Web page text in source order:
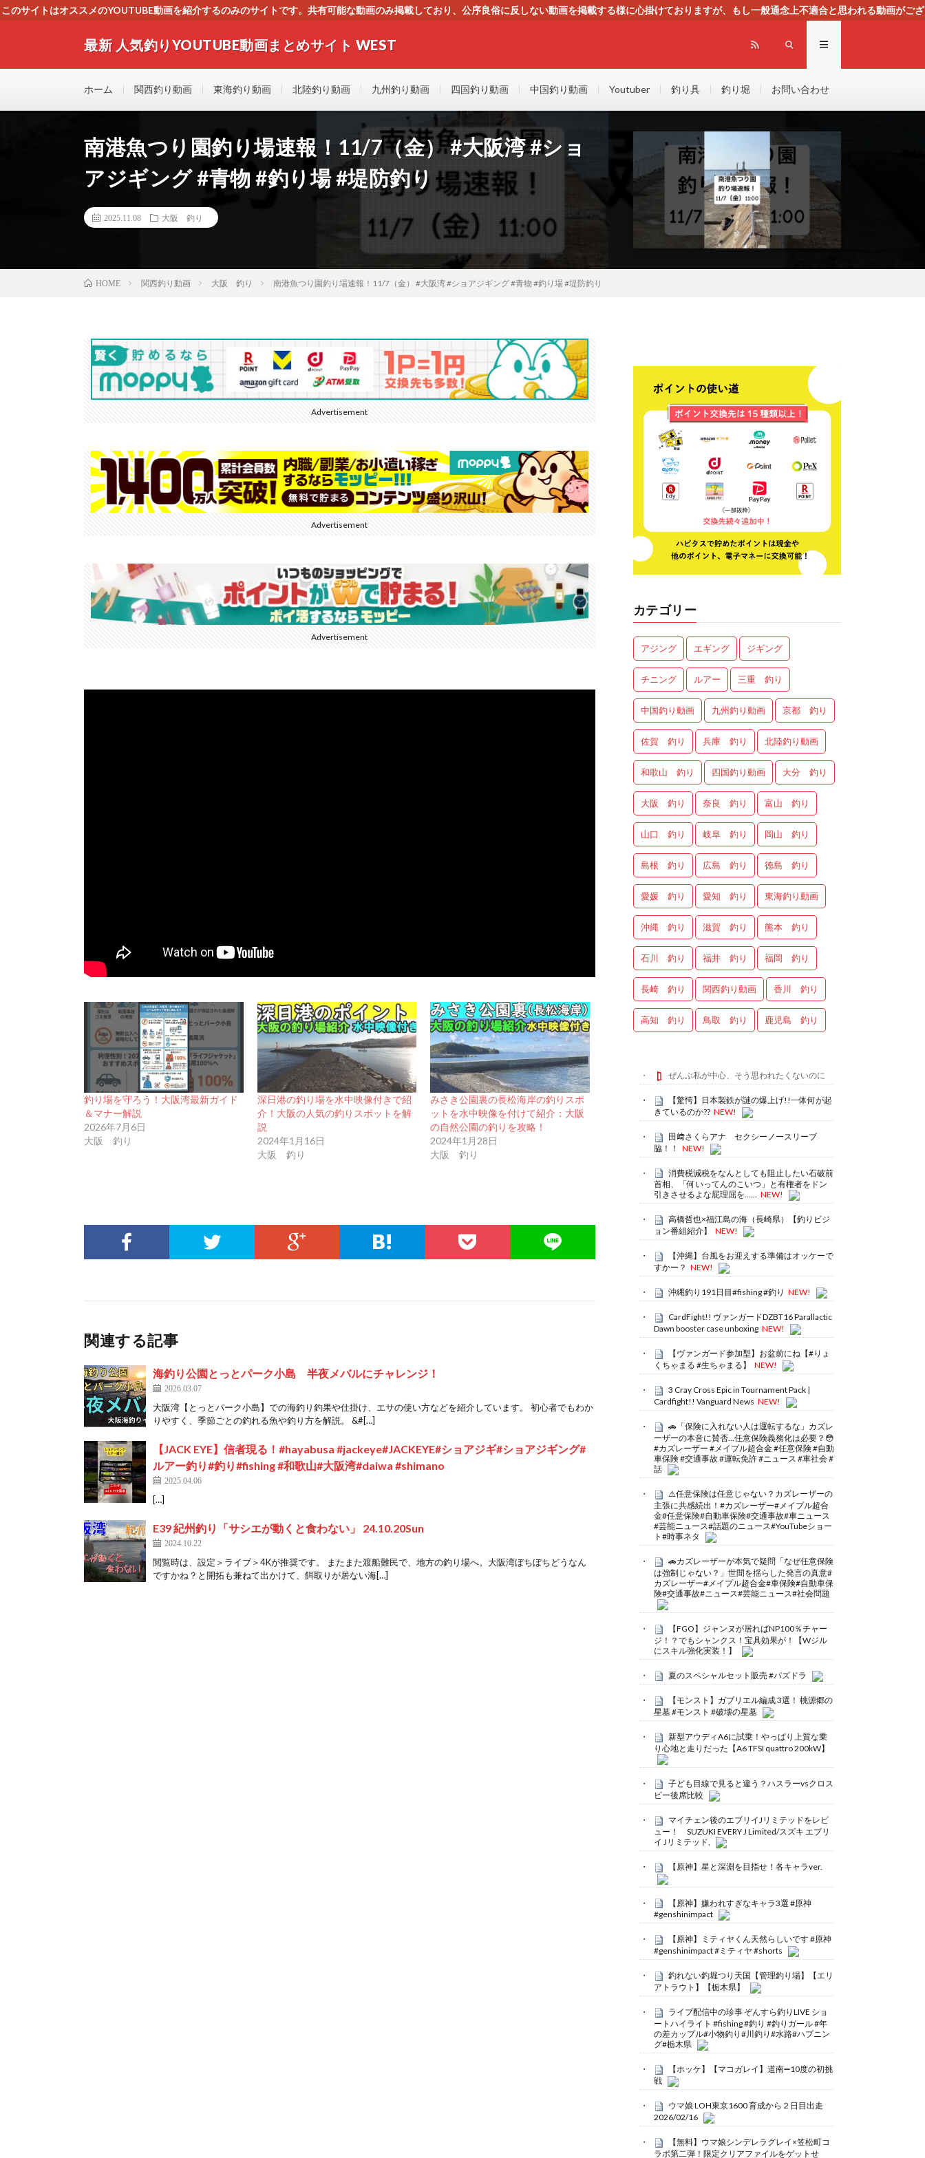
このサイトはオススメのYOUTUBE動画を紹介するのみのサイトです。共有可能な動画のみ掲載しており、公序良俗に反しない動画を掲載する様に心掛けておりますが、もし一般通念上不適合と思われる動画がござ
最新 人気釣りYOUTUBE動画まとめサイト WEST
す！！
ホーム 関西釣り動画 東海釣り動画 北陸釣り動画 九州釣り動画 四国釣り動画 中国釣り動画 Youtuber 釣り具 釣り堀 お問い合わせ
南港魚つり園釣り場速報！11/7（金） #大阪湾 #ショ
アジギング #青物 #釣り場 #堤防釣り
2025.11.08 大阪 釣り
HOME 関西釣り動画 大阪 釣り 南港魚つり園釣り場速報！11/7（金） #大阪湾 #ショアジギング #青物 #釣り場 #堤防釣り
Advertisement
Advertisement
Advertisement
釣り場を守ろう！大阪湾最新ガイド
＆マナー解説
2026年7月6日
大阪 釣り
深日港の釣り場を水中映像付きで紹
介！大阪の人気の釣りスポットを解
説
2024年1月16日
大阪 釣り
みさき公園裏の長松海岸の釣りスポ
ットを水中映像を付けて紹介：大阪
の自然公園の釣りを攻略！
2024年1月28日
大阪 釣り
関連する記事
海釣り公園とっとパーク小島 半夜メバルにチャレンジ！
2026.03.07
大阪湾【とっとパーク小島】での海釣り釣果や仕掛け、エサの使い方などを紹介しています。 初心者でもわか
りやすく、季節ごとの釣れる魚や釣り方を解説。 &#[…]
【JACK EYE】信者現る！#hayabusa #jackeye#JACKEYE#ショアジギ#ショアジギング#
ルアー釣り#釣り#fishing #和歌山#大阪湾#daiwa #shimano
2025.04.06
[…]
E39 紀州釣り「サシエが動くと食わない」 24.10.20Sun
2024.10.22
閲覧時は、設定＞ライブ＞4Kが推奨です。 またまた渡船難民で、地方の釣り場へ。大阪湾ぼちぼちどうなん
ですかね？と開拓も兼ねて出かけて、餌取りが居ない海[…]
カテゴリー
アジング エギング ジギング
チニング ルアー 三重 釣り
中国釣り動画 九州釣り動画 京都 釣り
佐賀 釣り 兵庫 釣り 北陸釣り動画
和歌山 釣り 四国釣り動画 大分 釣り
大阪 釣り 奈良 釣り 富山 釣り
山口 釣り 岐阜 釣り 岡山 釣り
島根 釣り 広島 釣り 徳島 釣り
愛媛 釣り 愛知 釣り 東海釣り動画
沖縄 釣り 滋賀 釣り 熊本 釣り
石川 釣り 福井 釣り 福岡 釣り
長崎 釣り 関西釣り動画 香川 釣り
高知 釣り 鳥取 釣り 鹿児島 釣り
ぜんぶ私が中心、そう思われたくないのに
【驚愕】日本製鉄が謎の爆上げ!!一体何が起
きているのか?? NEW!
田﨑さくらアナ セクシーノースリーブ
脇！！
NEW!
消費税減税をなんとしても阻止したい石破前
首相、「何いってんのこいつ」と有権者をドン
引きさせるよな屁理屈を…… NEW!
高橋哲也×福江島の海（長崎県）【釣りビジ
ョン番組紹介】
NEW!
【沖縄】台風をお迎えする準備はオッケーで
すかー？ NEW!
沖縄釣り191日目#fishing #釣り NEW!
CardFight!! ヴァンガードDZBT16 Parallactic
Dawn booster case unboxing NEW!
【ヴァンガード参加型】お盆前にね【#りょ
くちゃまる #生ちゃまる】
NEW!
3 Cray Cross Epic in Tournament Pack |
Cardfight!! Vanguard News NEW!
🚗「保険に入れない人は運転するな」カズレ
ーザーの本音に賛否…任意保険義務化は必要？😳
#カズレーザー #メイプル超合金 #任意保険 #自動
車保険 #交通事故 #運転免許 #ニュース #車社会 #
話
⚠️任意保険は任意じゃない？カズレーザーの
主張に共感続出！#カズレーザー#メイプル超合
金#任意保険#自動車保険#交通事故#車ニュース
#芸能ニュース#話題のニュース#YouTubeショー
ト#時事ネタ
🚗カズレーザーが本気で疑問「なぜ任意保険
は強制じゃない？」世間を揺らした発言の真意#
カズレーザー#メイプル超合金#車保険#自動車保
険#交通事故#ニュース#芸能ニュース#社会問題
【FGO】ジャンヌが居ればNP100％チャー
ジ！？でもシャンクス！宝具効果が！【Wジル
にスキル強化実装！】
夏のスペシャルセット販売 #パズドラ
【モンスト】ガブリエル編成 3選！ 桃源郷の
星墓 #モンスト #破壊の星墓
新型アウディA6に試乗！やっぱり上質な乗
り心地と走りだった【A6 TFSI quattro 200kW】
子ども目線で見ると違う？ハスラーvsクロス
ビー後席比較
マイチェン後のエブリイJリミテッドをレビ
ュー！ SUZUKI EVERY J Limited/スズキ エブリ
イ Jリミテッド,
【原神】星と深淵を目指せ！各キャラver.
【原神】嫌われすぎなキャラ3選 #原神
#genshinimpact
【原神】ミティヤくん天然らしいです #原神
#genshinimpact #ミティヤ #shorts
釣れない釣堀つり天国【管理釣り場】【エリ
アトラウト】【栃木県】
ライブ配信中の珍事 ぞんすら釣りLIVE ショ
ートハイライト #fishing #釣り #釣りガール #年
の差カップル#小物釣り#川釣り#水路#ハプニン
グ#栃木県
【ホッケ】【マコガレイ】道南➖10度の初挑
戦
ウマ娘 LOH東京1600 育成から２日目出走
2026/02/16
【無料】ウマ娘シンデレラグレイ×笠松町コ
ラボ第二弾！限定クリアファイルをゲットせ